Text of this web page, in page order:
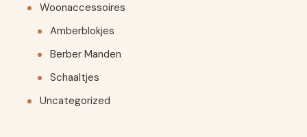
Woonaccessoires
Amberblokjes
Berber Manden
Schaaltjes
Uncategorized